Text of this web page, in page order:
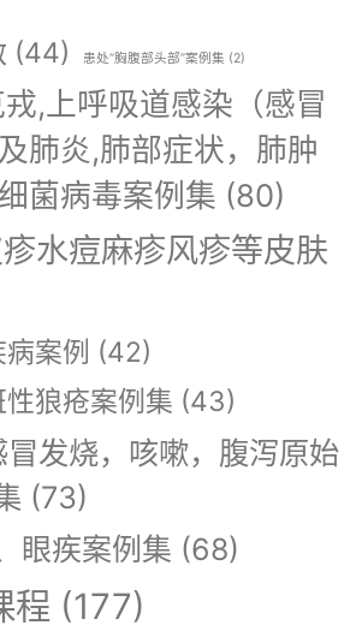
(44) 患处“胸腹部头部”案例集 (2)
,上呼吸道感染（感冒
肺炎,肺部症状，肺肿
菌病毒案例集 (80)
水痘麻疹风疹等皮肤
案例 (42)
狼疮案例集 (43)
冒发烧，咳嗽，腹泻原始
(73)
眼疾案例集 (68)
程 (177)